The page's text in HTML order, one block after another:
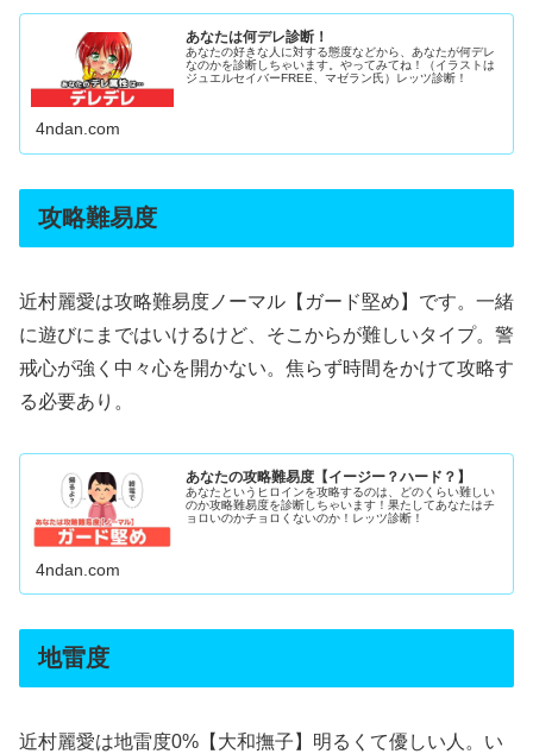
あなたは何デレ診断！
あなたの好きな人に対する態度などから、あなたが何デレ
なのかを診断しちゃいます。やってみてね！（イラストは
ジュエルセイバーFREE、マゼラン氏）レッツ診断！
4ndan.com
攻略難易度
近村麗愛は攻略難易度ノーマル【ガード堅め】です。一緒
に遊びにまではいけるけど、そこからが難しいタイプ。警
戒心が強く中々心を開かない。焦らず時間をかけて攻略す
る必要あり。
あなたの攻略難易度【イージー？ハード？】
あなたというヒロインを攻略するのは、どのくらい難しい
のか攻略難易度を診断しちゃいます！果たしてあなたはチ
ョロいのかチョロくないのか！レッツ診断！
4ndan.com
地雷度
近村麗愛は地雷度0%【大和撫子】明るくて優しい人。い